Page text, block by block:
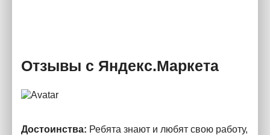
Отзывы с Яндекс.Маркета
Достоинства: Ребята знают и любят свою работу,